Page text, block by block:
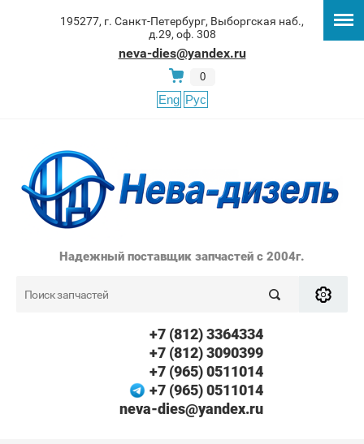
195277, г. Санкт-Петербург, Выборгская наб.,
д.29, оф. 308
neva-dies@yandex.ru
0
Eng Рус
Надежный поставщик запчастей с 2004г.
+7 (812) 3364334
+7 (812) 3090399
+7 (965) 0511014
+7 (965) 0511014
neva-dies@yandex.ru